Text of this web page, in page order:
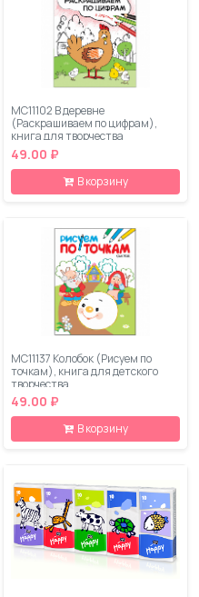
МС11102 В деревне
(Раскрашиваем по цифрам),
книга для творчества
49.00 ₽
В корзину
МС11137 Колобок (Рисуем по
точкам), книга для детского
творчества
49.00 ₽
В корзину